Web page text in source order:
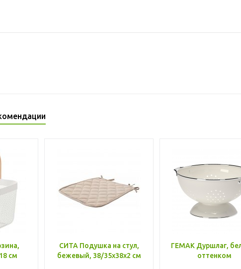
см
СИТА Подушка на стул,
бежевый, 38/35x38x2 см
ГЕМАК Дуршлаг,
оттенком